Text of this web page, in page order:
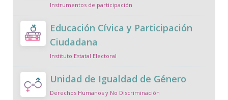
Instrumentos de participación
Educación Cívica y Participación
Ciudadana
Instituto Estatal Electoral
Unidad de Igualdad de Género
Derechos Humanos y No Discriminación